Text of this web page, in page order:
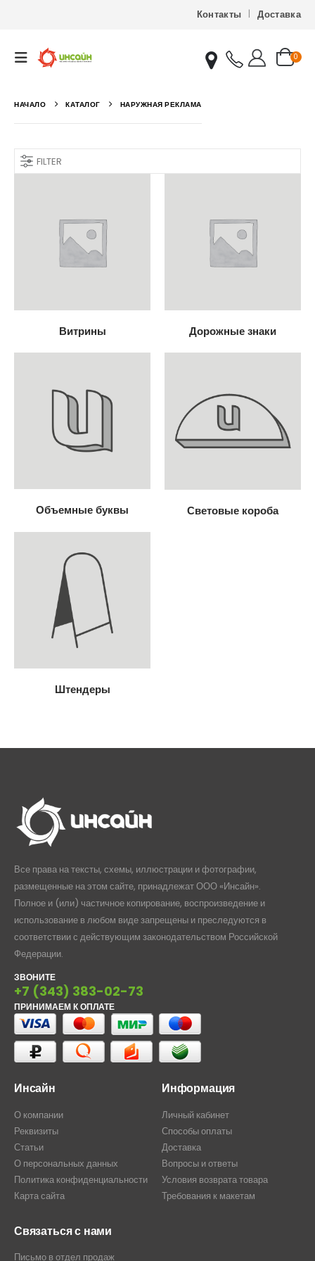
Контакты Доставка
0
НАЧАЛО КАТАЛОГ НАРУЖНАЯ РЕКЛАМА
FILTER
Витрины Дорожные знаки
Объемные буквы Световые короба
Штендеры
Все права на тексты, схемы, иллюстрации и фотографии,
размещенные на этом сайте, принадлежат ООО «Инсайн».
Полное и (или) частичное копирование, воспроизведение и
использование в любом виде запрещены и преследуются в
соответствии с действующим законодательством Российской
Федерации.
ЗВОНИТЕ
+7 (343) 383-02-73
ПРИНИМАЕМ К ОПЛАТЕ
Инсайн
О компании
Реквизиты
Статьи
О персональных данных
Политика конфиденциальности
Карта сайта
Информация
Личный кабинет
Способы оплаты
Доставка
Вопросы и ответы
Условия возврата товара
Требования к макетам
Связаться с нами
Письмо в отдел продаж